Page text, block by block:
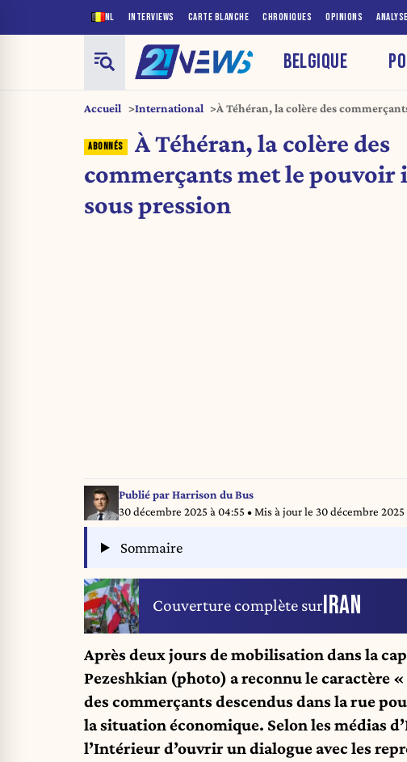
NL INTERVIEWS CARTE BLANCHE CHRONIQUES OPINIONS
BELGIQUE
Accueil International
À Téhéran, la colère des
À Téhéran, la colère des
commerçants met le pouvoir
sous pression
Publié parHarrison du Bus
30 décembre 2025 à 04:55 • Mis à jour le 30 décembre
Sommaire
Couverture complète surIRAN
Après deux jours de mobilisation dans la
Pezeshkian (photo) a reconnu le caractère
des commerçants descendus dans la rue
la situation économique. Selon les médias
l’Intérieur d’ouvrir un dialogue avec les